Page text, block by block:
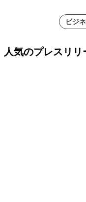
ビジ
人気のプレスリリ